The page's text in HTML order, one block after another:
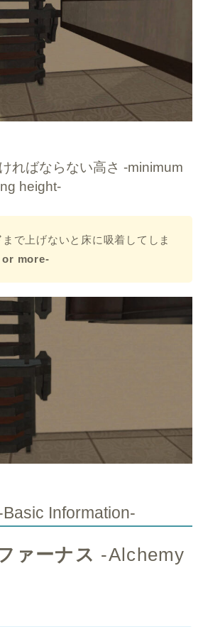
ればならない高さ -minimum
height-
まで上げないと床に吸着してしま
or more-
Information-
ァーナス -Alchemy